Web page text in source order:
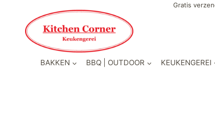
inhoud
Gratis
BAKKEN BBQ | OUTDOOR KEUKENGEREI